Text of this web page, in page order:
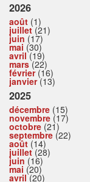
2026
août (1)
juillet(21)
juin (17)
mai (30)
avril(19)
mars(22)
février(16)
janvier(13)
2025
décembre (15)
novembre (17)
octobre (21)
septembre (22)
août (14)
juillet(28)
juin (16)
mai (20)
avril(20)